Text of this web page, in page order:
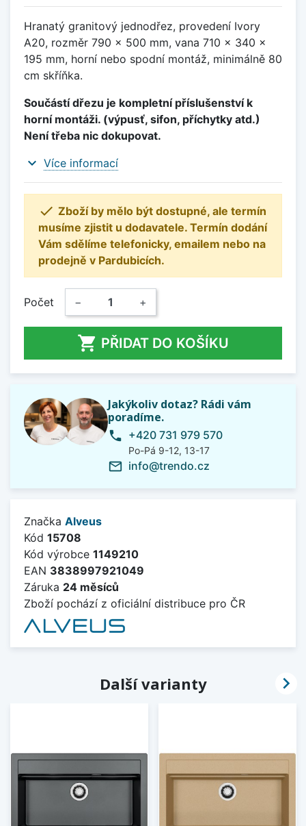
Hranatý granitový jednodřez, provedení Ivory
A20, rozměr 790 x 500 mm, vana 710 x 340 x
195 mm, horní nebo spodní montáž, minimálně 80
cm skříňka.
Součástí dřezu je kompletní příslušenství k
horní montáži. (výpusť, sifon, příchytky atd.)
Není třeba nic dokupovat.
expand_more Více informací
 Zboží by mělo být dostupné, ale termín
musíme zjistit u dodavatele. Termín dodání
Vám sdělíme telefonicky, emailem nebo na
prodejně v Pardubicích.
Počet − +
 PŘIDAT DO KOŠÍKU
Jakýkoliv dotaz? Rádi vám
poradíme.
phone +420 731 979 570
Po-Pá 9-12, 13-17
mail_outline info@trendo.cz
Značka Alveus
Kód 15708
Kód výrobce 1149210
EAN 3838997921049
Záruka 24 měsíců
Zboží pochází z oficiální distribuce pro ČR
Další varianty 